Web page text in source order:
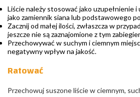
Liście należy stosować jako uzupełnienie
jako zamiennik siana lub podstawowego
Zacznij od małej ilości, zwłaszcza w
jeszcze nie są zaznajomione z tym
Przechowywać w suchym i ciemnym
negatywny wpływ na jakość.
Ratować
Przechowuj suszone liście w ciemnym,